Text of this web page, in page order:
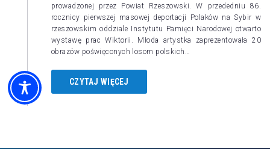
prowadzonej przez Powiat Rzeszowski. W przededniu 86.
rocznicy pierwszej masowej deportacji Polaków na Sybir w
rzeszowskim oddziale Instytutu Pamięci Narodowej otwarto
wystawę prac Wiktorii. Młoda artystka zaprezentowała 20
obrazów poświęconych losom polskich…
CZYTAJ WIĘCEJ